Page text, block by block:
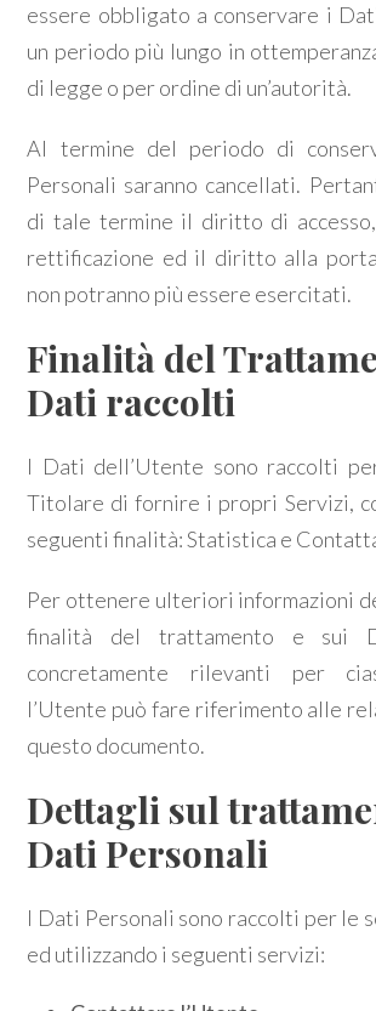
essere obbligato a conservare i
un periodo più lungo in
di legge o per ordine di un’autorità.
Al termine del periodo di
Personali saranno cancellati.
di tale termine il diritto di accesso,
rettificazione ed il diritto alla
non potranno più essere esercitati.
Finalità del
Dati raccolti
I Dati dell’Utente sono raccolti
Titolare di fornire i propri Servizi,
seguenti finalità: Statistica e
Per ottenere ulteriori informazioni
finalità del trattamento e sui
concretamente rilevanti per
l’Utente può fare riferimento alle
questo documento.
Dettagli sul
Dati Personali
I Dati Personali sono raccolti per le
ed utilizzando i seguenti servizi: